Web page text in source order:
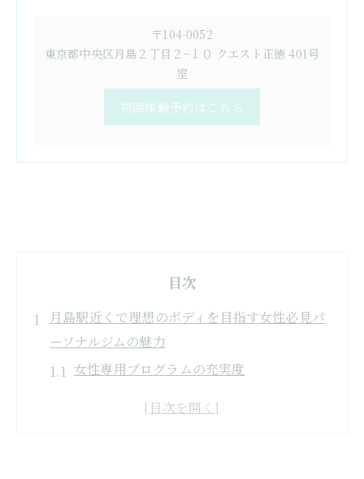
〒104-0052
東京都中央区月島２丁目２−１０ クエスト正徳 401号
室
初回体験予約はこちら
目次
月島駅近くで理想のボディを目指す女性必見パ
ーソナルジムの魅力
女性専用プログラムの充実度